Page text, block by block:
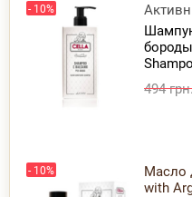
- 10%
494
- 10%
Масло
with